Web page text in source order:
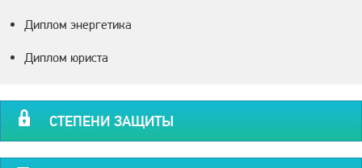
Диплом энергетика
Диплом юриста
СТЕПЕНИ ЗАЩИТЫ